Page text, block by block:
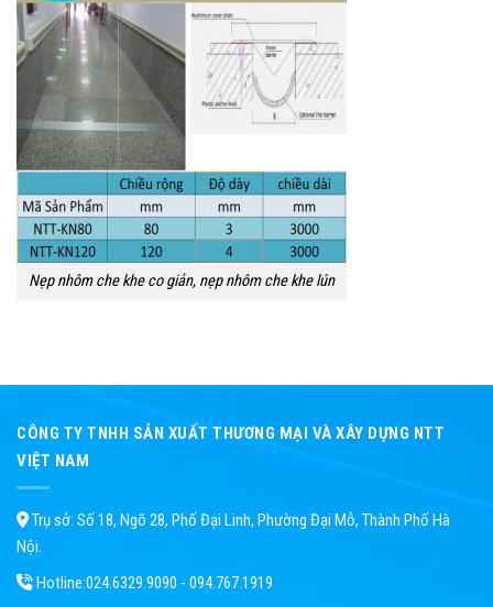
Nẹp nhôm che khe co giản, nẹp nhôm che khe lún
CÔNG TY TNHH SẢN XUẤT THƯƠNG MẠI VÀ XÂY DỰNG NTT
VIỆT NAM
Trụ sở: Số 18, Ngõ 28, Phố Đại Linh, Phường Đại Mỗ, Thành Phố Hà
Nội.
Hotline:024.6329.9090 - 094.767.1919